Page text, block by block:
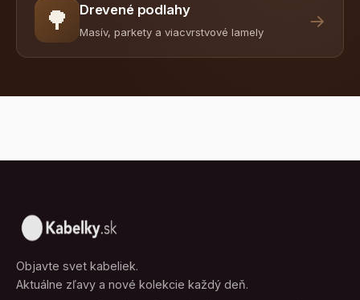
🌳 Drevené podlahy
Masív, parkety a viacvrstvové lamely
→
Objavte svet kabeliek.
Aktuálne zľavy a nové kolekcie každý deň.